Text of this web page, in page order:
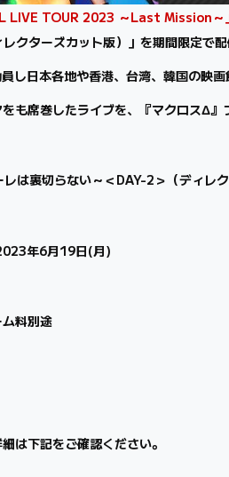
LIVE TOUR 2023 ～Last Mission～
クターズカット版）」を期間限定で配
し日本各地や香港、台湾、韓国の映
も席巻したライブを、『マクロスΔ
は裏切らない～＜DAY-2＞（ディレク
年6月19日(月)
料別途
は下記をご確認ください。